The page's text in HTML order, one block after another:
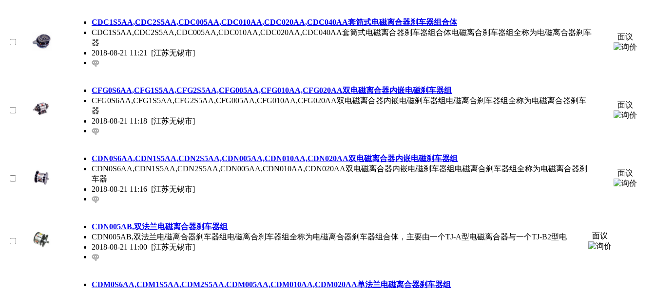
CDC1S5AA,CDC2S5AA,CDC005AA,CDC010AA,CDC020AA,CDC040AA套筒式电磁离合器刹车器组合体
CDC1S5AA,CDC2S5AA,CDC005AA,CDC010AA,CDC020AA,CDC040AA套筒式电磁离合器刹车器组合体电磁离合刹车器组全称为电磁离合器刹车
器
2018-08-21 11:21 [江苏无锡市]
面议
CFG0S6AA,CFG1S5AA,CFG2S5AA,CFG005AA,CFG010AA,CFG020AA双电磁离合器内嵌电磁刹车器组
CFG0S6AA,CFG1S5AA,CFG2S5AA,CFG005AA,CFG010AA,CFG020AA双电磁离合器内嵌电磁刹车器组电磁离合刹车器组全称为电磁离合器刹车
器
2018-08-21 11:18 [江苏无锡市]
面议
CDN0S6AA,CDN1S5AA,CDN2S5AA,CDN005AA,CDN010AA,CDN020AA双电磁离合器内嵌电磁刹车器组
CDN0S6AA,CDN1S5AA,CDN2S5AA,CDN005AA,CDN010AA,CDN020AA双电磁离合器内嵌电磁刹车器组电磁离合刹车器组全称为电磁离合器刹
车器
2018-08-21 11:16 [江苏无锡市]
面议
CDN005AB,双法兰电磁离合器刹车器组
CDN005AB,双法兰电磁离合器刹车器组电磁离合刹车器组全称为电磁离合器刹车器组合体，主要由一个TJ-A型电磁离合器与一个TJ-B2型电
2018-08-21 11:00 [江苏无锡市]
面议
CDM0S6AA,CDM1S5AA,CDM2S5AA,CDM005AA,CDM010AA,CDM020AA单法兰电磁离合器刹车器组